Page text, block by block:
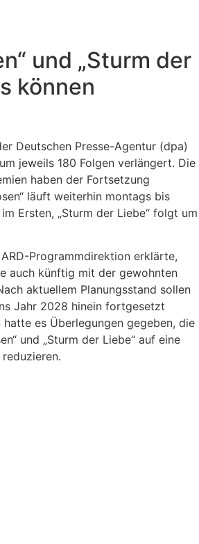
und „Sturm der
können
Deutschen Presse-Agentur (dpa)
jeweils 180 Folgen verlängert. Die
haben der Fortsetzung
läuft weiterhin montags bis
Ersten, „Sturm der Liebe“ folgt um
Programmdirektion erklärte,
auch künftig mit der gewohnten
aktuellem Planungsstand sollen
Jahr 2028 hinein fortgesetzt
es Überlegungen gegeben, die
und „Sturm der Liebe“ auf eine